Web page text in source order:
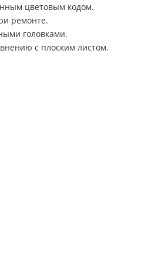
цветовым кодом.
ремонте.
головками.
с плоским листом.